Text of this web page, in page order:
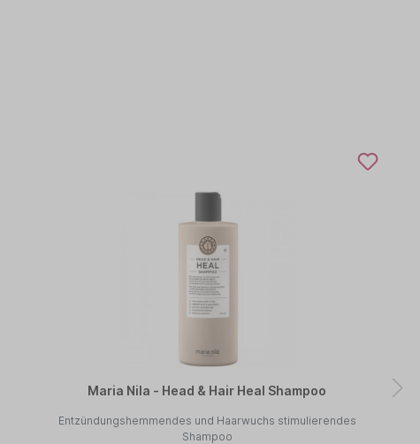
Maria Nila - Head & Hair Heal Shampoo
Entzündungshemmendes und Haarwuchs stimulierendes
Shampoo